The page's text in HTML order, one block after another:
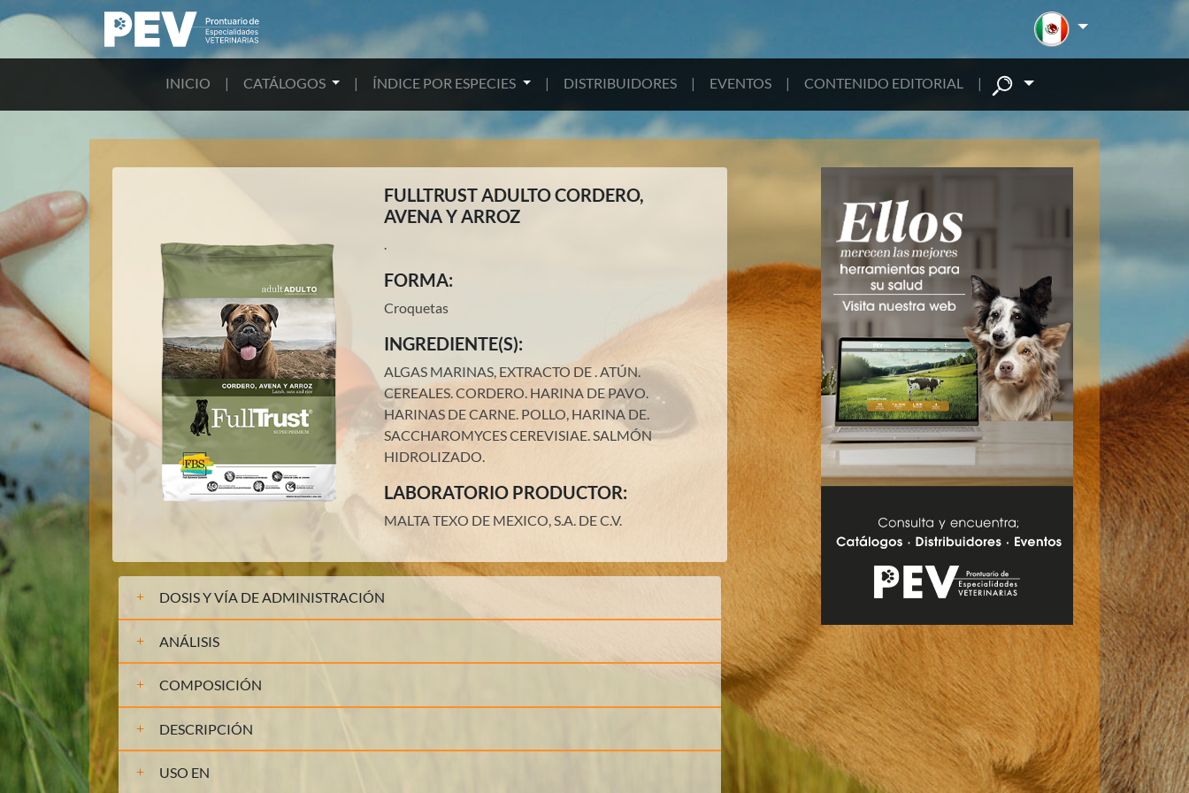
INICIO | CATÁLOGOS | ÍNDICE POR ESPECIES | DISTRIBUIDORES | EVENTOS | CONTENIDO EDITORIAL |
FULLTRUST ADULTO CORDERO,
AVENA Y ARROZ
.
FORMA:
Croquetas
INGREDIENTE(S):
ALGAS MARINAS, EXTRACTO DE .ATÚN.
CEREALES.CORDERO. HARINA DE PAVO.
HARINAS DE CARNE. POLLO, HARINA DE.
SACCHAROMYCES CEREVISIAE.SALMÓN
HIDROLIZADO.
LABORATORIO PRODUCTOR:
MALTA TEXO DE MEXICO, S.A. DE C.V.
DOSIS Y VÍA DE ADMINISTRACIÓN
ANÁLISIS
COMPOSICIÓN
DESCRIPCIÓN
USO EN